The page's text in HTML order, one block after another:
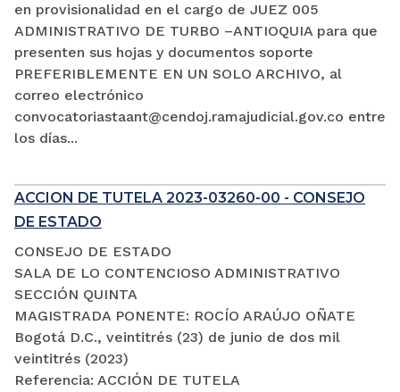
en provisionalidad en el cargo de JUEZ 005
ADMINISTRATIVO DE TURBO –ANTIOQUIA para que
presenten sus hojas y documentos soporte
PREFERIBLEMENTE EN UN SOLO ARCHIVO, al
correo electrónico
convocatoriastaant@cendoj.ramajudicial.gov.co entre
los días...
ACCION DE TUTELA 2023-03260-00 - CONSEJO
DE ESTADO
CONSEJO DE ESTADO
SALA DE LO CONTENCIOSO ADMINISTRATIVO
SECCIÓN QUINTA
MAGISTRADA PONENTE: ROCÍO ARAÚJO OÑATE
Bogotá D.C., veintitrés (23) de junio de dos mil
veintitrés (2023)
Referencia: ACCIÓN DE TUTELA